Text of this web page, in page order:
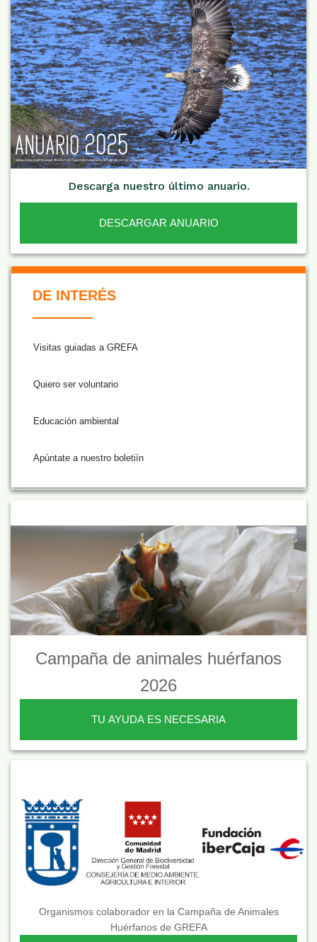
Descarga nuestro último anuario.
DESCARGAR ANUARIO
De Interés NARANJA
DE INTERÉS
Visitas guiadas a GREFA
Quiero ser voluntario
Educación ambiental
Apúntate a nuestro boletiín
Campaña de animales huérfanos
2026
TU AYUDA ES NECESARIA
Organismos colaborador en la Campaña de Animales
Huérfanos de GREFA